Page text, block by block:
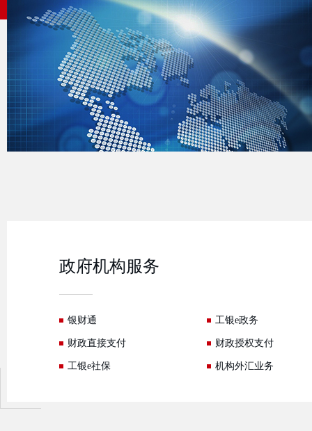
政府机构服务
银财通 工银e政务
财政直接支付 财政授权支付
工银e社保 机构外汇业务